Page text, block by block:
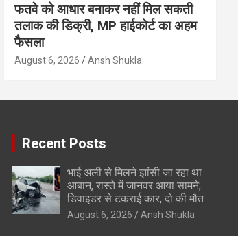
फतवे को आधार बनाकर नहीं मिल सकती
तलाक की डिक्री, MP हाईकोर्ट का अहम
फैसला
August 6, 2026 Ansh Shukla
Recent Posts
भाई अली से मिलने झांसी जा रहा था
आबान, रास्ते में जानवर आया सामने;
डिवाइडर से टकराई कार, दो की मौत
August 6, 2026 Ansh Shukla